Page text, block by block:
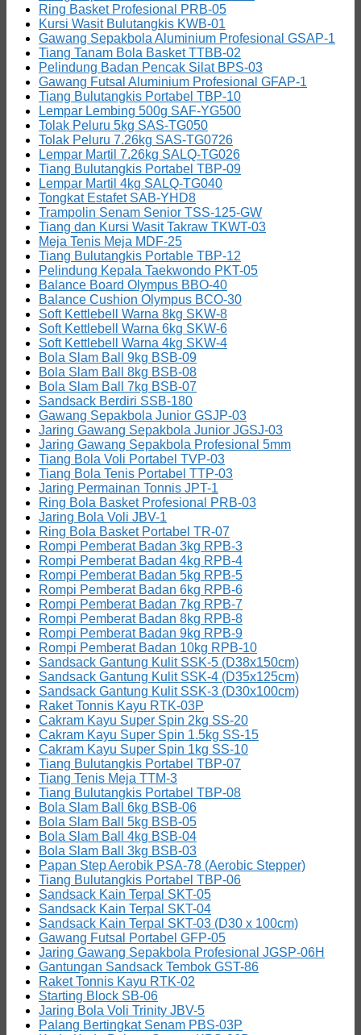
Ring Basket Profesional PRB-05
Kursi Wasit Bulutangkis KWB-01
Gawang Sepakbola Aluminium Profesional GSAP-1
Tiang Tanam Bola Basket TTBB-02
Pelindung Badan Pencak Silat BPS-03
Gawang Futsal Aluminium Profesional GFAP-1
Tiang Bulutangkis Portabel TBP-10
Lempar Lembing 500g SAF-YG500
Tolak Peluru 5kg SAS-TG050
Tolak Peluru 7.26kg SAS-TG0726
Lempar Martil 7.26kg SALQ-TG026
Tiang Bulutangkis Portabel TBP-09
Lempar Martil 4kg SALQ-TG040
Tongkat Estafet SAB-YHD8
Trampolin Senam Senior TSS-125-GW
Tiang dan Kursi Wasit Takraw TKWT-03
Meja Tenis Meja MDF-25
Tiang Bulutangkis Portable TBP-12
Pelindung Kepala Taekwondo PKT-05
Balance Board Olympus BBO-40
Balance Cushion Olympus BCO-30
Soft Kettlebell Warna 8kg SKW-8
Soft Kettlebell Warna 6kg SKW-6
Soft Kettlebell Warna 4kg SKW-4
Bola Slam Ball 9kg BSB-09
Bola Slam Ball 8kg BSB-08
Bola Slam Ball 7kg BSB-07
Sandsack Berdiri SSB-180
Gawang Sepakbola Junior GSJP-03
Jaring Gawang Sepakbola Junior JGSJ-03
Jaring Gawang Sepakbola Profesional 5mm
Tiang Bola Voli Portabel TVP-03
Tiang Bola Tenis Portabel TTP-03
Jaring Permainan Tonnis JPT-1
Ring Bola Basket Profesional PRB-03
Jaring Bola Voli JBV-1
Ring Bola Basket Portabel TR-07
Rompi Pemberat Badan 3kg RPB-3
Rompi Pemberat Badan 4kg RPB-4
Rompi Pemberat Badan 5kg RPB-5
Rompi Pemberat Badan 6kg RPB-6
Rompi Pemberat Badan 7kg RPB-7
Rompi Pemberat Badan 8kg RPB-8
Rompi Pemberat Badan 9kg RPB-9
Rompi Pemberat Badan 10kg RPB-10
Sandsack Gantung Kulit SSK-5 (D38x150cm)
Sandsack Gantung Kulit SSK-4 (D35x125cm)
Sandsack Gantung Kulit SSK-3 (D30x100cm)
Raket Tonnis Kayu RTK-03P
Cakram Kayu Super Spin 2kg SS-20
Cakram Kayu Super Spin 1.5kg SS-15
Cakram Kayu Super Spin 1kg SS-10
Tiang Bulutangkis Portabel TBP-07
Tiang Tenis Meja TTM-3
Tiang Bulutangkis Portabel TBP-08
Bola Slam Ball 6kg BSB-06
Bola Slam Ball 5kg BSB-05
Bola Slam Ball 4kg BSB-04
Bola Slam Ball 3kg BSB-03
Papan Step Aerobik PSA-78 (Aerobic Stepper)
Tiang Bulutangkis Portabel TBP-06
Sandsack Kain Terpal SKT-05
Sandsack Kain Terpal SKT-04
Sandsack Kain Terpal SKT-03 (D30 x 100cm)
Gawang Futsal Portabel GFP-05
Jaring Gawang Sepakbola Profesional JGSP-06H
Gantungan Sandsack Tembok GST-86
Raket Tonnis Kayu RTK-02
Starting Block SB-06
Jaring Bola Voli Trinity JBV-5
Palang Bertingkat Senam PBS-03P